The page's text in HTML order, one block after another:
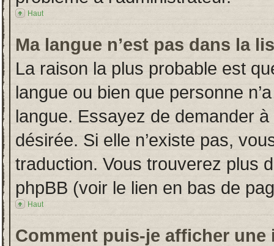
Haut
Ma langue n’est pas dans la
La raison la plus probable est
langue ou bien que personne
langue. Essayez de demander à
désirée. Si elle n’existe pas,
traduction. Vous trouverez plus
phpBB (voir le lien en bas de
Haut
Comment puis-je afficher une